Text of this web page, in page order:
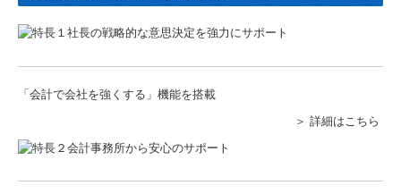
「会計で会社を強くする」機能を搭載
＞ 詳細はこちら